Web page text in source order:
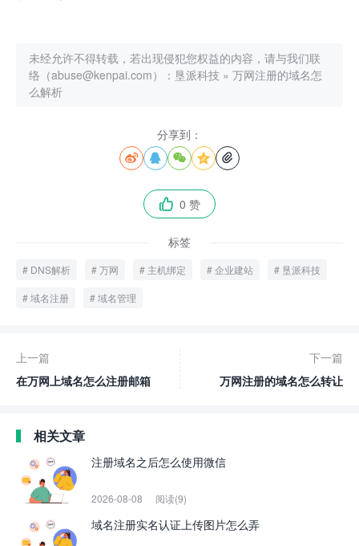
未经允许不得转载，若出现侵犯您权益的内容，请与我们联
络（abuse@kenpai.com）： 垦派科技 » 万网注册的域名怎
么解析
分享到：
    
 0 赞
标签
DNS解析 万网 主机绑定 企业建站 垦派科技
域名注册 域名管理
上一篇
在万网上域名怎么注册邮箱
下一篇
万网注册的域名怎么转让
相关文章
注册域名之后怎么使用微信
2026-08-08 阅读(9)
域名注册实名认证上传图片怎么弄